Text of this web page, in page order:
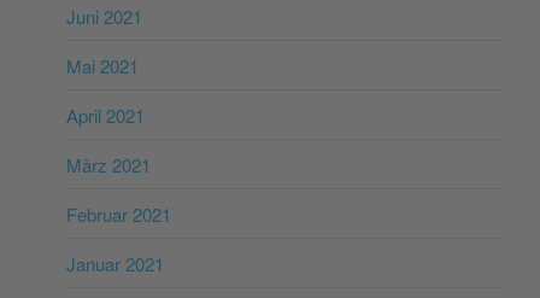
Juni 2021
Mai 2021
April 2021
März 2021
Februar 2021
Januar 2021